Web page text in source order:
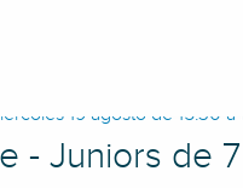
13 ans
19 agosto de 15:30 a
- Juniors de 7